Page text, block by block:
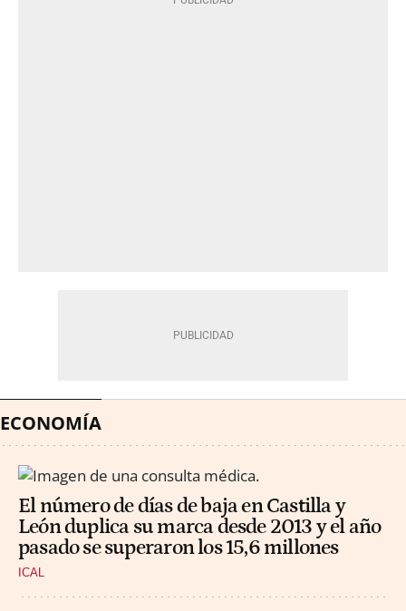
ECONOMÍA
El número de días de baja en Castilla y
León duplica su marca desde 2013 y el año
pasado se superaron los 15,6 millones
ICAL